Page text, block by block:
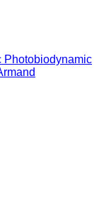
Photobiodynamic